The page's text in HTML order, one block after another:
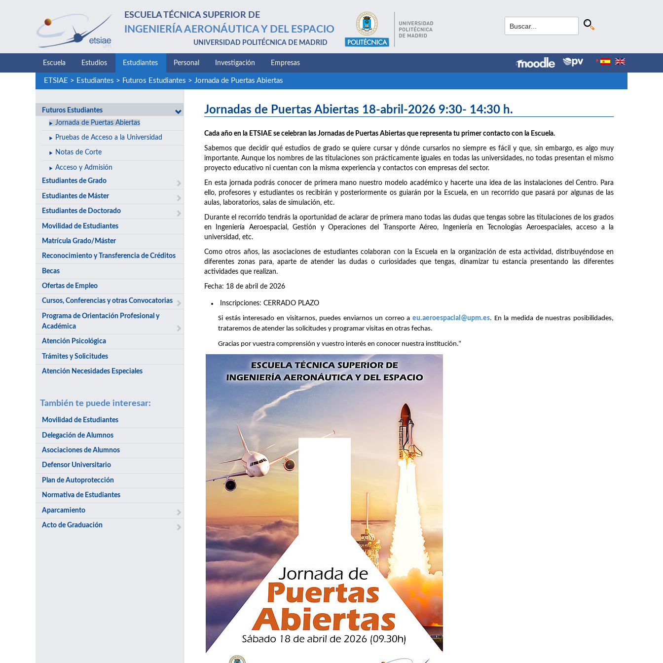
ESCUELA TÉCNICA SUPERIOR DE
INGENIERÍA AERONÁUTICA Y DEL ESPACIO
UNIVERSIDAD POLITÉCNICA DE MADRID
Escuela Estudios Estudiantes Personal Investigación Empresas
ETSIAE > Estudiantes > Futuros Estudiantes > Jornada de Puertas Abiertas
Futuros Estudiantes
Jornada de Puertas Abiertas
Pruebas de Acceso a la Universidad
Notas de Corte
Acceso y Admisión
Estudiantes de Grado
Estudiantes de Máster
Estudiantes de Doctorado
Movilidad de Estudiantes
Matrícula Grado/Máster
Reconocimiento y Transferencia de Créditos
Becas
Ofertas de Empleo
Cursos, Conferencias y otras Convocatorias
Programa de Orientación Profesional y
Académica
Atención Psicológica
Trámites y Solicitudes
Atención Necesidades Especiales
También te puede interesar:
Movilidad de Estudiantes
Delegación de Alumnos
Asociaciones de Alumnos
Defensor Universitario
Plan de Autoprotección
Normativa de Estudiantes
Aparcamiento
Acto de Graduación
Jornadas de Puertas Abiertas 18-abril-2026 9:30- 14:30 h.
Cada año en la ETSIAE se celebran las Jornadas de Puertas Abiertas que representa tu primer contacto con la Escuela.
Sabemos que decidir qué estudios de grado se quiere cursar y dónde cursarlos no siempre es fácil y que, sin embargo, es algo muy
importante. Aunque los nombres de las titulaciones son prácticamente iguales en todas las universidades, no todas presentan el mismo
proyecto educativo ni cuentan con la misma experiencia y contactos con empresas del sector.
En esta jornada podrás conocer de primera mano nuestro modelo académico y hacerte una idea de las instalaciones del Centro. Para
ello, profesores y estudiantes os recibirán y posteriormente os guiarán por la Escuela, en un recorrido que pasará por algunas de las
aulas, laboratorios, salas de simulación, etc.
Durante el recorrido tendrás la oportunidad de aclarar de primera mano todas las dudas que tengas sobre las titulaciones de los grados
en Ingeniería Aeroespacial, Gestión y Operaciones del Transporte Aéreo, Ingeniería en Tecnologías Aeroespaciales, acceso a la
universidad, etc.
Como otros años, las asociaciones de estudiantes colaboran con la Escuela en la organización de esta actividad, distribuyéndose en
diferentes zonas para, aparte de atender las dudas o curiosidades que tengas, dinamizar tu estancia presentando las diferentes
actividades que realizan.
Fecha: 18 de abril de 2026
Inscripciones: CERRADO PLAZO
Si estás interesado en visitarnos, puedes enviarnos un correo a eu.aeroespacial@upm.es. En la medida de nuestras posibilidades,
trataremos de atender las solicitudes y programar visitas en otras fechas.
Gracias por vuestra comprensión y vuestro interés en conocer nuestra institución.”